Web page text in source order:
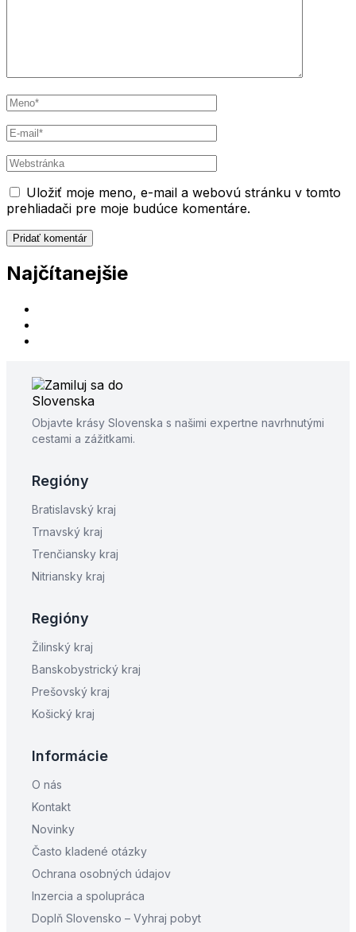
Meno*
E-
mail*
Webstránka
Uložiť moje meno, e-mail a webovú stránku v tomto
prehliadači pre moje budúce komentáre.
Najčítanejšie
Objavte krásy Slovenska s našimi expertne navrhnutými
cestami a zážitkami.
Regióny
Bratislavský kraj
Trnavský kraj
Trenčiansky kraj
Nitriansky kraj
Regióny
Žilinský kraj
Banskobystrický kraj
Prešovský kraj
Košický kraj
Informácie
O nás
Kontakt
Novinky
Často kladené otázky
Ochrana osobných údajov
Inzercia a spolupráca
Doplň Slovensko – Vyhraj pobyt